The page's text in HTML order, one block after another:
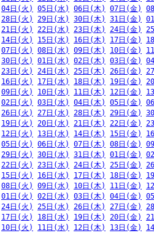
04日(火) 05日(水) 06日(木) 07日(金)
28日(火) 29日(水) 30日(木) 31日(金)
21日(火) 22日(水) 23日(木) 24日(金)
14日(火) 15日(水) 16日(木) 17日(金)
07日(火) 08日(水) 09日(木) 10日(金)
30日(火) 01日(水) 02日(木) 03日(金)
23日(火) 24日(水) 25日(木) 26日(金)
16日(火) 17日(水) 18日(木) 19日(金)
09日(火) 10日(水) 11日(木) 12日(金)
02日(火) 03日(水) 04日(木) 05日(金)
26日(火) 27日(水) 28日(木) 29日(金)
19日(火) 20日(水) 21日(木) 22日(金)
12日(火) 13日(水) 14日(木) 15日(金)
05日(火) 06日(水) 07日(木) 08日(金)
29日(火) 30日(水) 31日(木) 01日(金)
22日(火) 23日(水) 24日(木) 25日(金)
15日(火) 16日(水) 17日(木) 18日(金)
08日(火) 09日(水) 10日(木) 11日(金)
01日(火) 02日(水) 03日(木) 04日(金)
24日(火) 25日(水) 26日(木) 27日(金)
17日(火) 18日(水) 19日(木) 20日(金)
10日(火) 11日(水) 12日(木) 13日(金)